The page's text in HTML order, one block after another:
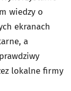
wiedzy o
ekranach
a
lokalne firmy